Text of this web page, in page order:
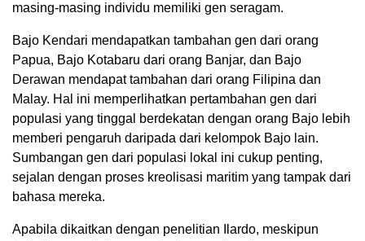
masing-masing individu memiliki gen seragam.
Bajo Kendari mendapatkan tambahan gen dari orang
Papua, Bajo Kotabaru dari orang Banjar, dan Bajo
Derawan mendapat tambahan dari orang Filipina dan
Malay. Hal ini memperlihatkan pertambahan gen dari
populasi yang tinggal berdekatan dengan orang Bajo lebih
memberi pengaruh daripada dari kelompok Bajo lain.
Sumbangan gen dari populasi lokal ini cukup penting,
sejalan dengan proses kreolisasi maritim yang tampak dari
bahasa mereka.
Apabila dikaitkan dengan penelitian Ilardo, meskipun